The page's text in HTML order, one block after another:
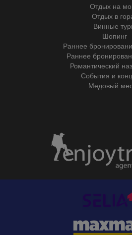
Отдых на
Отдых в
Винные
Шопинг
Раннее
Раннее
Романтический
События и
Медовый